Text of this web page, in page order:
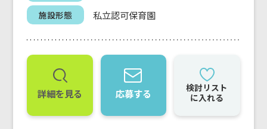
施設形態 私立認可保育園
詳細を見る 応募する
検討リスト
に入れる